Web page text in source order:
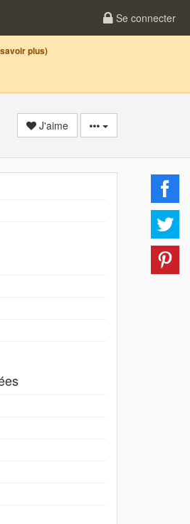
Se connecter
plus)
J'aime